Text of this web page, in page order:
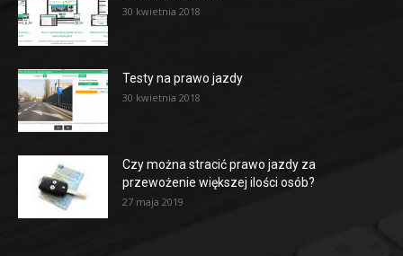
30 kwietnia 2018
Testy na prawo jazdy
30 kwietnia 2018
Czy można stracić prawo jazdy za
przewożenie większej ilości osób?
27 maja 2019